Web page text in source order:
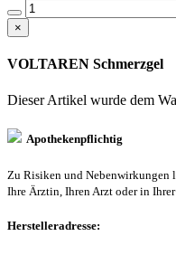
×
VOLTAREN Schmerzgel
Dieser Artikel wurde dem
Apothekenpflichtig
Zu Risiken und Nebenwirkungen
Ihre Ärztin, Ihren Arzt oder in
Herstelleradresse: